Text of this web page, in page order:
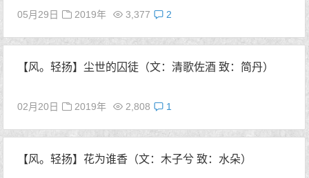
05月29日 2019年 3,377 2
【风。轻扬】尘世的囚徒（文：清歌佐酒 致：简丹）
02月20日 2019年 2,808 1
【风。轻扬】花为谁香（文：木子兮 致：水朵）